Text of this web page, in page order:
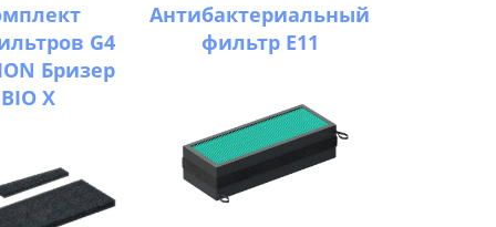
G4
Бризер
BIO X
Антибактериальный
фильтр Е11